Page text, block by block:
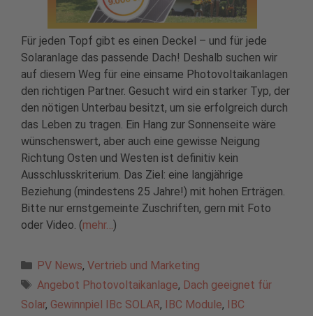
Für jeden Topf gibt es einen Deckel – und für jede
Solaranlage das passende Dach! Deshalb suchen wir
auf diesem Weg für eine einsame Photovoltaikanlagen
den richtigen Partner. Gesucht wird ein starker Typ, der
den nötigen Unterbau besitzt, um sie erfolgreich durch
das Leben zu tragen. Ein Hang zur Sonnenseite wäre
wünschenswert, aber auch eine gewisse Neigung
Richtung Osten und Westen ist definitiv kein
Ausschlusskriterium. Das Ziel: eine langjährige
Beziehung (mindestens 25 Jahre!) mit hohen Erträgen.
Bitte nur ernstgemeinte Zuschriften, gern mit Foto
oder Video. (mehr…)
Kategorien
PV News, Vertrieb und Marketing
Schlagwörter
Angebot Photovoltaikanlage, Dach geeignet für
Solar, Gewinnpiel IBc SOLAR, IBC Module, IBC